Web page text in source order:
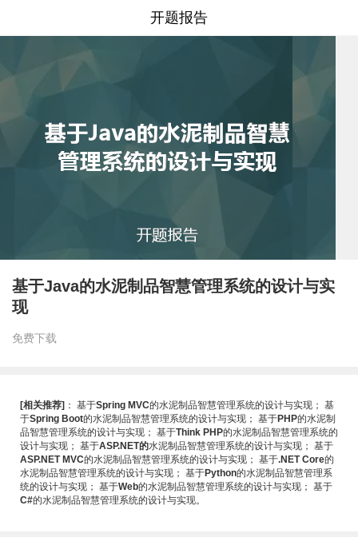
开题报告
基于Java的水泥制品智慧管理系统的设计与实
现
免费下载
[相关推荐] ： 基于Spring MVC的水泥制品智慧管理系统的设计与实现 ； 基
于Spring Boot的水泥制品智慧管理系统的设计与实现 ； 基于PHP的水泥制
品智慧管理系统的设计与实现 ； 基于Think PHP的水泥制品智慧管理系统的
设计与实现 ； 基于ASP.NET的水泥制品智慧管理系统的设计与实现 ； 基于
ASP.NET MVC的水泥制品智慧管理系统的设计与实现 ； 基于.NET Core的
水泥制品智慧管理系统的设计与实现 ； 基于Python的水泥制品智慧管理系
统的设计与实现 ； 基于Web的水泥制品智慧管理系统的设计与实现 ； 基于
C#的水泥制品智慧管理系统的设计与实现。